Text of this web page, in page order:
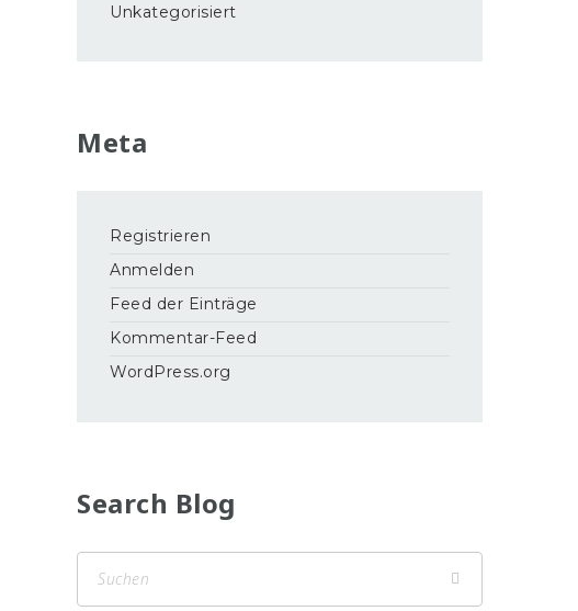
Unkategorisiert
Meta
Registrieren
Anmelden
Feed der Einträge
Kommentar-Feed
WordPress.org
Search Blog